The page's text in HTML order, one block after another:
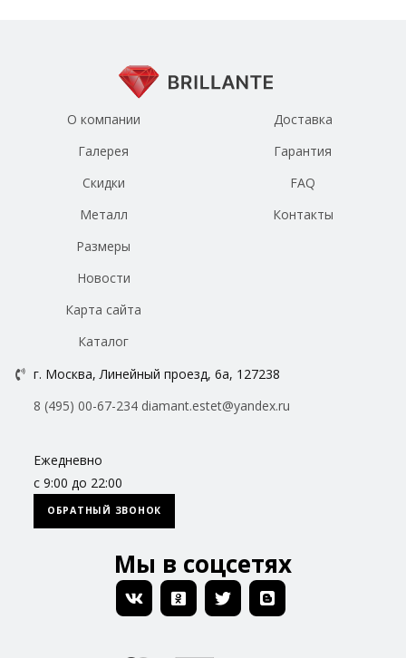
О компании
Галерея
Скидки
Металл
Размеры
Новости
Доставка
Гарантия
FAQ
Контакты
Карта сайта
Каталог
г. Москва, Линейный проезд, 6а, 127238
8 (495) 00-67-234 diamant.estet@yandex.ru
Ежедневно
с 9:00 до 22:00
ОБРАТНЫЙ ЗВОНОК
Мы в соцсетях